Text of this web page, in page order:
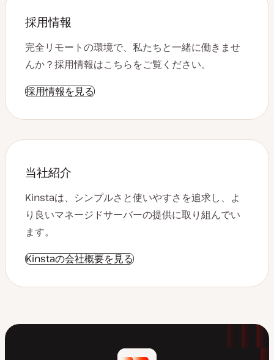
採用情報
完全リモートの環境で、私たちと一緒に働きませ
んか？採用情報はこちらをご覧ください。
採用情報を見る
当社紹介
Kinstaは、シンプルさと使いやすさを追求し、よ
り良いマネージドサーバーの提供に取り組んでい
ます。
Kinstaの会社概要を見る